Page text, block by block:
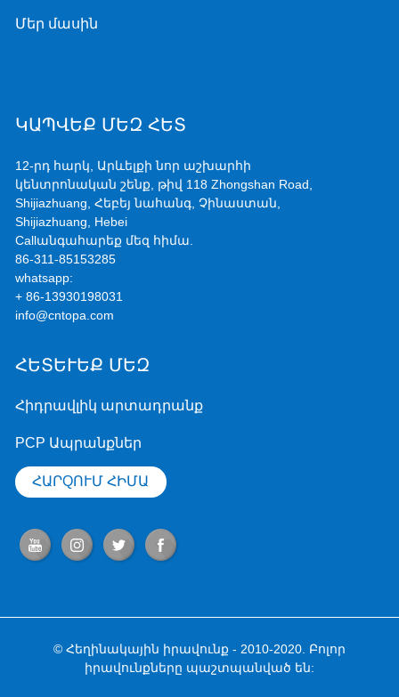
Մեր մասին
ԿԱՊՎԵՔ ՄԵԶ ՀԵՏ
12-րդ հարկ, Արևելքի նոր աշխարհի
կենտրոնական շենք, թիվ 118 Zhongshan Road,
Shijiazhuang, Հեբեյ նահանգ, Չինաստան,
Shijiazhuang, Hebei
Callանգահարեք մեզ հիմա.
86-311-85153285
whatsapp:
+ 86-13930198031
info@cntopa.com
ՀԵՏԵՒԵՔ ՄԵԶ
Հիդրավլիկ արտադրանք
PCP Ապրանքներ
ՀԱՐQՈՒՄ ՀԻՄԱ
© Հեղինակային իրավունք - 2010-2020. Բոլոր
իրավունքները պաշտպանված են: